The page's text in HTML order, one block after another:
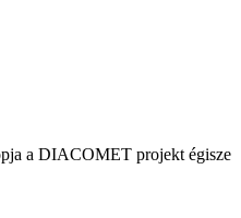
a DIACOMET projekt égisze